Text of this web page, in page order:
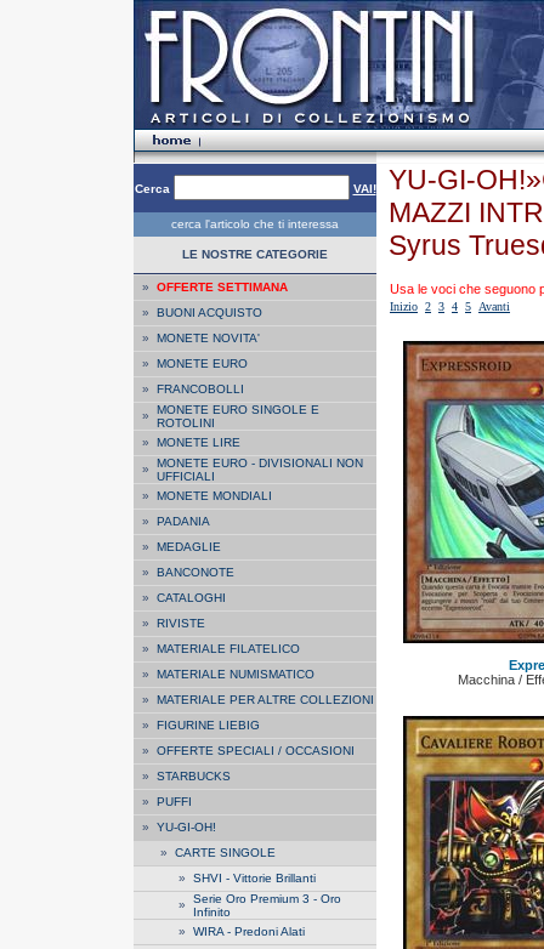
Cerca VAI!
cerca l'articolo che ti interessa
LE NOSTRE CATEGORIE
» OFFERTE SETTIMANA
» BUONI ACQUISTO
» MONETE NOVITA'
» MONETE EURO
» FRANCOBOLLI
» MONETE EURO SINGOLE E
ROTOLINI
» MONETE LIRE
» MONETE EURO - DIVISIONALI NON
UFFICIALI
» MONETE MONDIALI
» PADANIA
» MEDAGLIE
» BANCONOTE
» CATALOGHI
» RIVISTE
» MATERIALE FILATELICO
» MATERIALE NUMISMATICO
» MATERIALE PER ALTRE COLLEZIONI
» FIGURINE LIEBIG
» OFFERTE SPECIALI / OCCASIONI
» STARBUCKS
» PUFFI
» YU-GI-OH!
» CARTE SINGOLE
» SHVI - Vittorie Brillanti
» Serie Oro Premium 3 - Oro
Infinito
» WIRA - Predoni Alati
YU-GI-
MAZZI
Syrus
Usa le voci che seguono
Inizio 2 3 4 5 Avanti
Macchina /